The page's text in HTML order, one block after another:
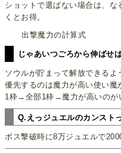
ショットで選ばない場合は、
くとお得。
出撃魔力の計算式
じゃあいつごろから伸ばせ
ソウルが貯まって解放できる
優先するのは魔力が高い使い魔
1枠→全部1枠→魔力が高いの
Q.えっジュエルのカンスト
ボス撃破時に8万ジュエルで